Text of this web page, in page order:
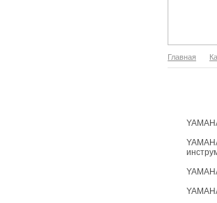
Главная